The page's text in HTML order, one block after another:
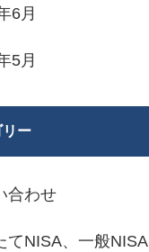
6月
5月
リー
合わせ
てNISA、一般NISA